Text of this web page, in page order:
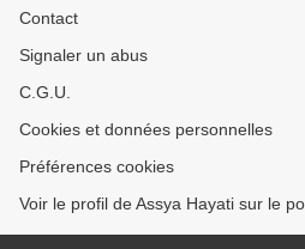
Contact
Signaler un abus
C.G.U.
Cookies et données personnelles
Préférences cookies
Voir le profil de Assya Hayati sur le